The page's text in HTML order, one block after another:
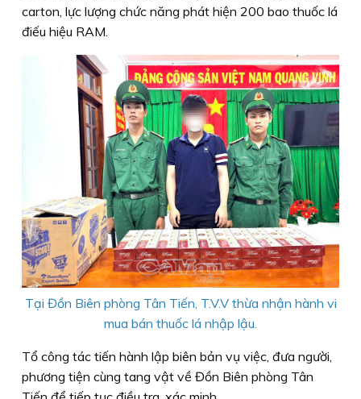
carton, lực lượng chức năng phát hiện 200 bao thuốc lá
điếu hiệu RAM.
Tại Đồn Biên phòng Tân Tiến, T.V.V thừa nhận hành vi
mua bán thuốc lá nhập lậu.
Tổ công tác tiến hành lập biên bản vụ việc, đưa người,
phương tiện cùng tang vật về Đồn Biên phòng Tân